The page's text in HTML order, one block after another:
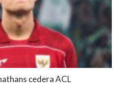
cedera ACL